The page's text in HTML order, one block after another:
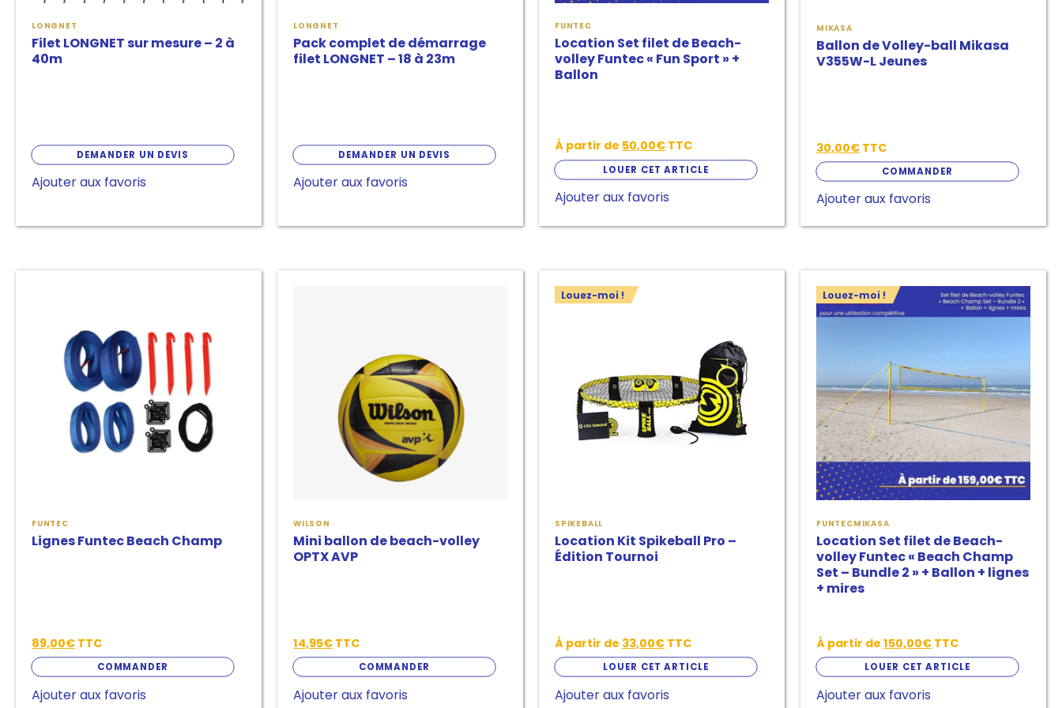
LONGNET
Filet LONGNET sur mesure – 2 à
40m
DEMANDER UN DEVIS
Ajouter aux favoris
LONGNET
Pack complet de démarrage
filet LONGNET – 18 à 23m
DEMANDER UN DEVIS
Ajouter aux favoris
FUNTEC
Location Set filet de Beach-
volley Funtec « Fun Sport » +
Ballon
À partir de 50,00€ TTC
LOUER CET ARTICLE
la
page
de
Ajouter aux favoris
MIKASA
Ballon de Volley-ball Mikasa
V355W-L Jeunes
30,00€ TTC
COMMANDER
Ajouter aux favoris
FUNTEC
Lignes Funtec Beach Champ
89,00€ TTC
COMMANDER
Ajouter aux favoris
WILSON
Mini ballon de beach-volley
OPTX AVP
14,95€ TTC
COMMANDER
Ajouter aux favoris
Louez-moi !
SPIKEBALL
Location Kit Spikeball Pro –
Édition Tournoi
À partir de 33,00€ TTC
LOUER CET ARTICLE
produit
variantes.
options
peuvent
la
page
Ajouter aux favoris
Louez-moi !
FUNTECMIKASA
Location Set filet de Beach-
volley Funtec « Beach Champ
Set – Bundle 2 » + Ballon + lignes
+ mires
À partir de 150,00€ TTC
LOUER CET ARTICLE
produit
variantes.
Les
options
peuvent
être
choisies
la
page
de
Ajouter aux favoris